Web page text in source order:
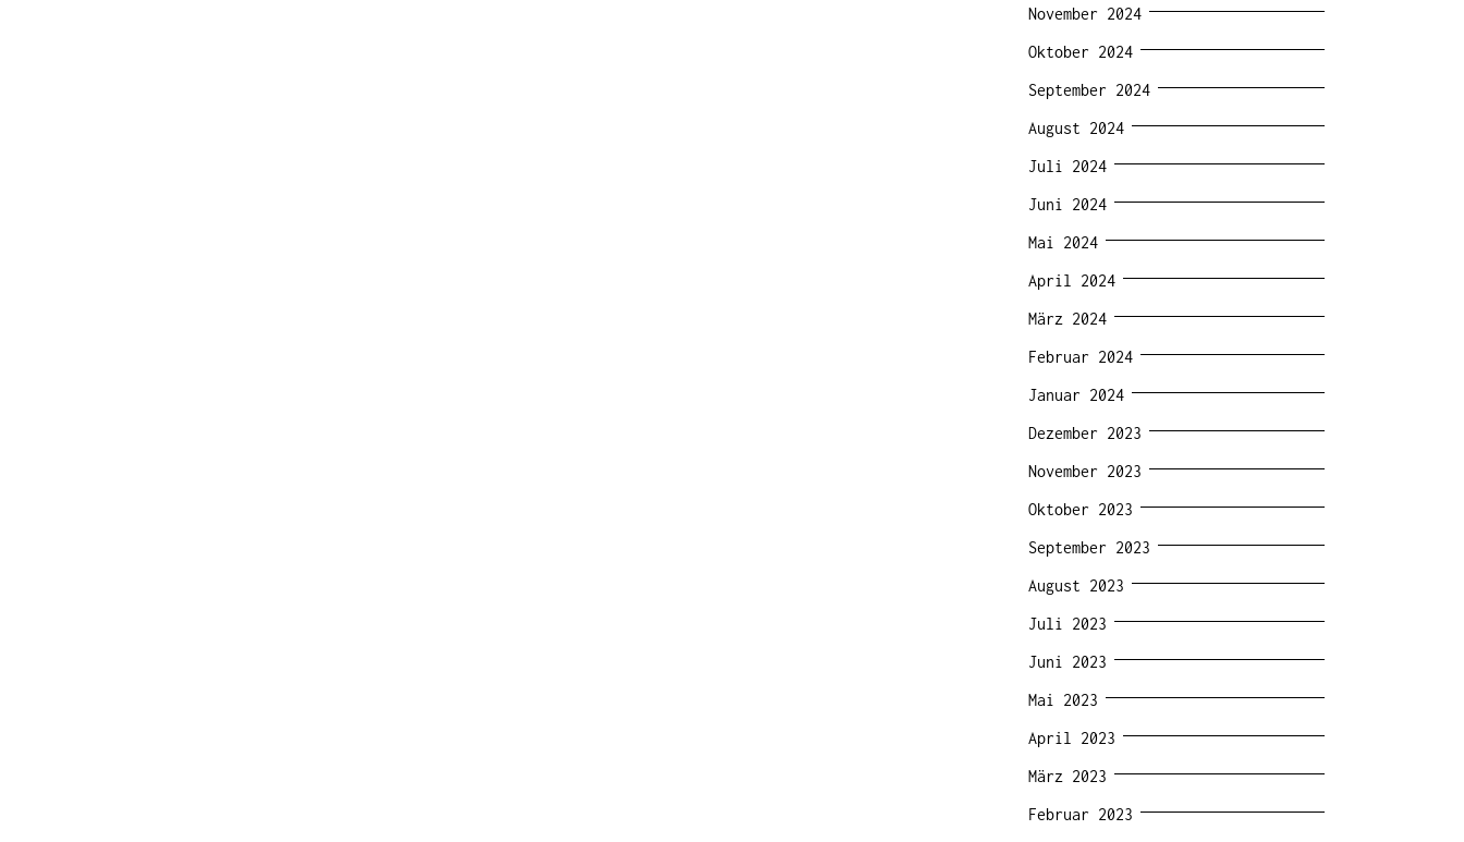
November 2024
Oktober 2024
September 2024
August 2024
Juli 2024
Juni 2024
Mai 2024
April 2024
März 2024
Februar 2024
Januar 2024
Dezember 2023
November 2023
Oktober 2023
September 2023
August 2023
Juli 2023
Juni 2023
Mai 2023
April 2023
März 2023
Februar 2023